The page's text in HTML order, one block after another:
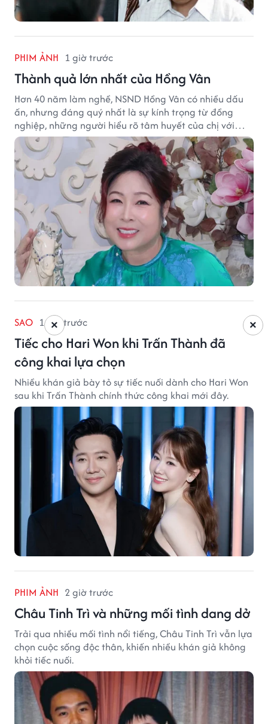
PHIM ẢNH 1 giờ trước
Thành quả lớn nhất của Hồng Vân
Hơn 40 năm làm nghề, NSND Hồng Vân có nhiều dấu
ấn, nhưng đáng quý nhất là sự kính trọng từ đồng
nghiệp, những người hiểu rõ tâm huyết của chị với
nghệ thuật.
SAO 1 giờ trước
Tiếc cho Hari Won khi Trấn Thành đã
công khai lựa chọn
Nhiều khán giả bày tỏ sự tiếc nuối dành cho Hari Won
sau khi Trấn Thành chính thức công khai mới đây.
PHIM ẢNH 2 giờ trước
Châu Tinh Trì và những mối tình dang dở
Trải qua nhiều mối tình nổi tiếng, Châu Tinh Trì vẫn lựa
chọn cuộc sống độc thân, khiến nhiều khán giả không
khỏi tiếc nuối.
×
×